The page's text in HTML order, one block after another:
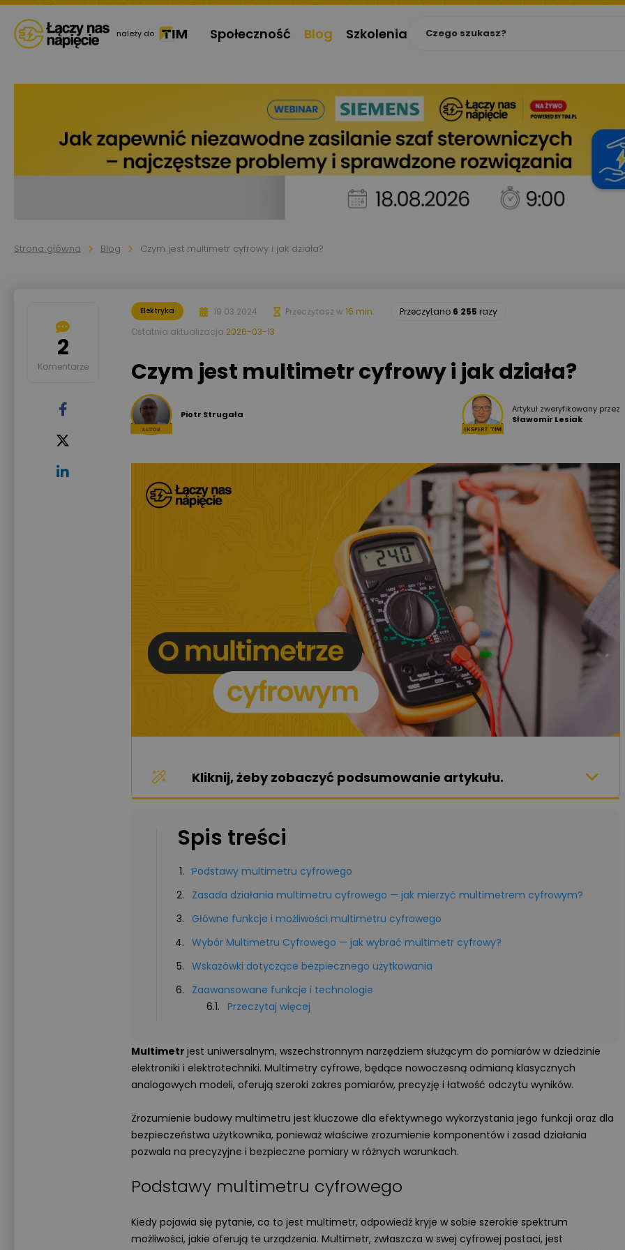
należy do Społeczność Blog Szkolenia
Strona główna Blog Czym jest multimetr cyfrowy i jak działa?
Elektryka 19.03.2024 Przeczytasz w 15 min. Przeczytano 6 255 razy
Ostatnia aktualizacja 2026-03-13
Czym jest multimetr cyfrowy i jak działa?
Piotr Strugała
Artykuł zweryfikowany przez
Sławomir Lesiak
Kliknij, żeby zobaczyć podsumowanie artykułu.
Spis treści
Podstawy multimetru cyfrowego
Zasada działania multimetru cyfrowego — jak mierzyć multimetrem cyfrowym?
Główne funkcje i możliwości multimetru cyfrowego
Wybór Multimetru Cyfrowego — jak wybrać multimetr cyfrowy?
Wskazówki dotyczące bezpiecznego użytkowania
Zaawansowane funkcje i technologie
Przeczytaj więcej
Multimetr jest uniwersalnym, wszechstronnym narzędziem służącym do pomiarów w dziedzinie
elektroniki i elektrotechniki. Multimetry cyfrowe, będące nowoczesną odmianą klasycznych
analogowych modeli, oferują szeroki zakres pomiarów, precyzję i łatwość odczytu wyników.
Zrozumienie budowy multimetru jest kluczowe dla efektywnego wykorzystania jego funkcji oraz dla
bezpieczeństwa użytkownika, ponieważ właściwe zrozumienie komponentów i zasad działania
pozwala na precyzyjne i bezpieczne pomiary w różnych warunkach.
Podstawy multimetru cyfrowego
Kiedy pojawia się pytanie, co to jest multimetr, odpowiedź kryje w sobie szerokie spektrum
możliwości, jakie oferują te urządzenia. Multimetr, zwłaszcza w swej cyfrowej postaci, jest
2
Komentarze